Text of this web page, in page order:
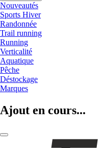
Nouveautés
Sports Hiver
Randonnée
Trail running
Running
Verticalité
Aquatique
Pêche
Déstockage
Marques
Ajout en cours...